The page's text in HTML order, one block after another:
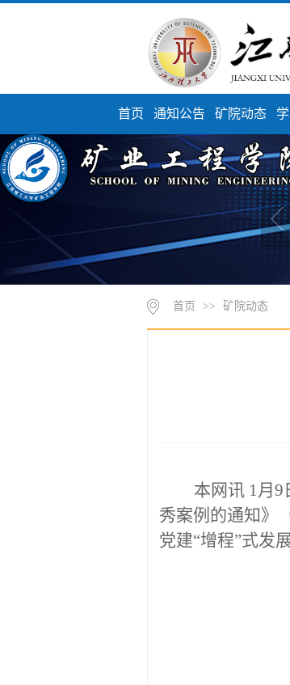
首页 通知公告 矿院动态
首页 >> 矿院动态
本网讯 1 月 9
秀案例的通知》
党建“增程”式发